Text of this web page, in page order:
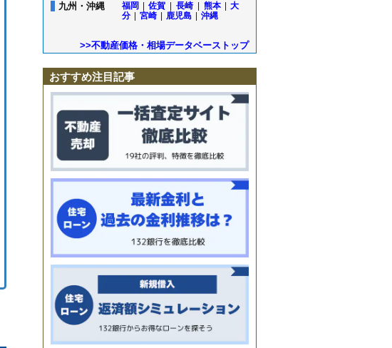
九州・沖縄 福岡 佐賀 長崎 熊本
大
分
宮崎 鹿児島 沖縄
>>不動産価格・相場データベーストップ
おすすめ注目記事